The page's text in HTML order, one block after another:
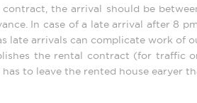
the arrival should be
In case of a late arrival after 8
late arrivals can complicate work of
the rental contract (for traffic
to leave the rented house earyer